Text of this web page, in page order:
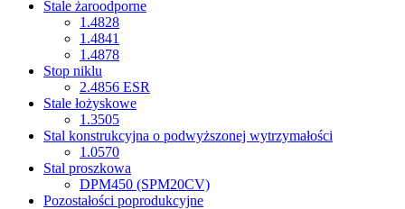
Stale żaroodporne
1.4828
1.4841
1.4878
Stop niklu
2.4856 ESR
Stale łożyskowe
1.3505
Stal konstrukcyjna o podwyższonej wytrzymałości
1.0570
Stal proszkowa
DPM450 (SPM20CV)
Pozostałości poprodukcyjne